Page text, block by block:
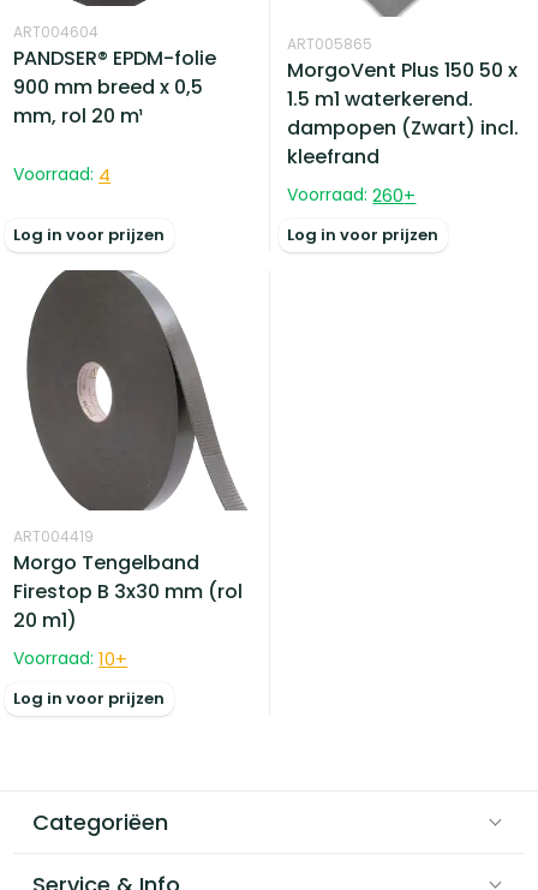
ART004604
PANDSER® EPDM-folie
900 mm breed x 0,5
mm, rol 20 m¹
Voorraad: 4
Log in voor prijzen
ART005865
MorgoVent Plus 150 50 x
1.5 m1 waterkerend.
dampopen (Zwart) incl.
kleefrand
Voorraad: 260+
Log in voor prijzen
ART004419
Morgo Tengelband
Firestop B 3x30 mm (rol
20 m1)
Voorraad: 10+
Log in voor prijzen
Categoriëen